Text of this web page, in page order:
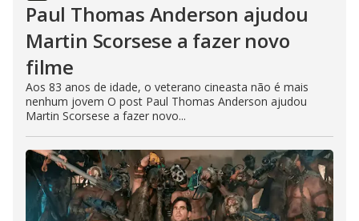
Paul Thomas Anderson ajudou
Martin Scorsese a fazer novo
filme
Aos 83 anos de idade, o veterano cineasta não é mais
nenhum jovem O post Paul Thomas Anderson ajudou
Martin Scorsese a fazer novo...